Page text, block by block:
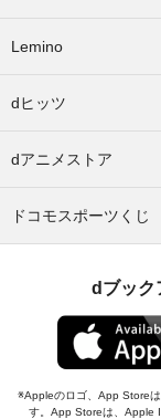
Lemino
dヒッツ
dアニメストア
ドコモスポーツくじ
dブック
Appleのロゴ、App Store
す。App Storeは、Apple